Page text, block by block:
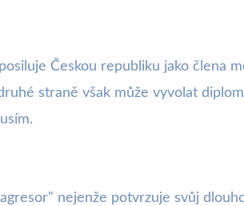
Českou republiku jako člena
straně však může vyvolat
nejenže potvrzuje svůj